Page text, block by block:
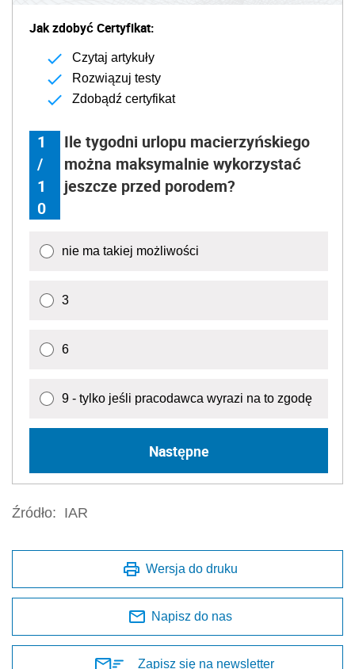
Jak zdobyć Certyfikat:
Czytaj artykuły
Rozwiązuj testy
Zdobądź certyfikat
1
/
1
0
Ile tygodni urlopu macierzyńskiego
można maksymalnie wykorzystać
jeszcze przed porodem?
nie ma takiej możliwości
3
6
9 - tylko jeśli pracodawca wyrazi na to zgodę
Następne
Źródło: IAR
Wersja do druku
Napisz do nas
Zapisz się na newsletter